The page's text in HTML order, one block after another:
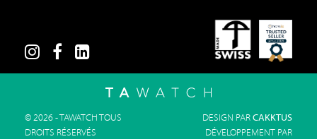
© 2026 - TAWATCH TOUS
DROITS RÉSERVÉS
DESIGN PARCAKKTUS
DÉVELOPPEMENT PAR